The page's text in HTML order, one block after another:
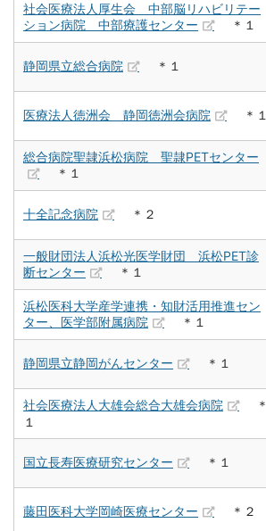
社会医療法人厚生会 中部脳リハビリテー
ション病院 中部療護センター
＊１
静岡県立総合病院 ＊１
医療法人徳洲会 静岡徳洲会病院 ＊１
総合病院聖隷浜松病院 聖隷PETセンター
＊１
十全記念病院 ＊２
一般財団法人浜松光医学財団 浜松PET診
断センター
＊１
浜松医科大学産学連携・知財活用推進セン
ター、医学部附属病院
＊１
静岡県立静岡がんセンター ＊１
社会医療法人大雄会総合大雄会病院
＊
１
国立長寿医療研究センター ＊１
藤田医科大学岡崎医療センター ＊２